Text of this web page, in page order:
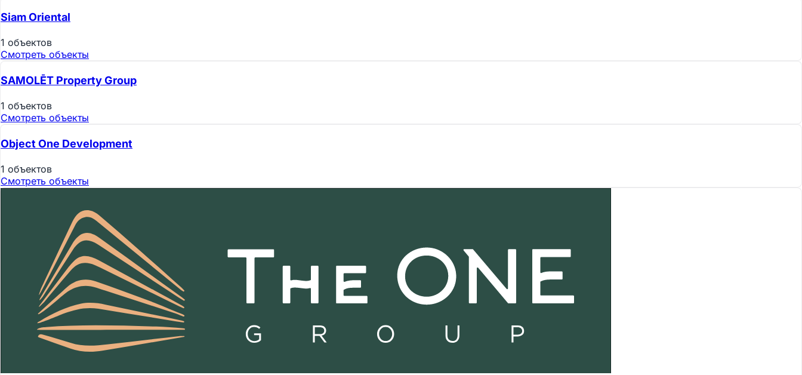
Siam Oriental
1 объектов
Смотреть объекты
SAMOLĒT Property Group
1 объектов
Смотреть объекты
Object One Development
1 объектов
Смотреть объекты